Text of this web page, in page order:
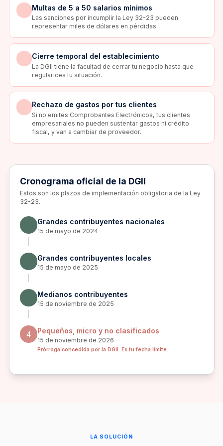
Multas de 5 a 50 salarios mínimos
Las sanciones por incumplir la Ley 32-23 pueden
representar miles de dólares en pérdidas.
Cierre temporal del establecimiento
La DGII tiene la facultad de cerrar tu negocio hasta que
regularices tu situación.
Rechazo de gastos por tus clientes
Si no emites Comprobantes Electrónicos, tus clientes
empresariales no pueden sustentar gastos ni crédito
fiscal, y van a cambiar de proveedor.
Cronograma oficial de la DGII
Estos son los plazos de implementación obligatoria de la Ley
32-23.
Grandes contribuyentes nacionales
15 de mayo de 2024
Grandes contribuyentes locales
15 de mayo de 2025
Medianos contribuyentes
15 de noviembre de 2025
4 Pequeños, micro y no clasificados
15 de noviembre de 2026
Prórroga concedida por la DGII. Es tu fecha límite.
LA SOLUCIÓN